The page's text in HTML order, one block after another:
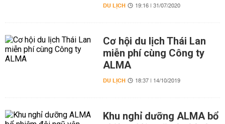
DU LỊCH 19:16 | 31/07/2020
Cơ hội du lịch Thái Lan
miễn phí cùng Công ty
ALMA
DU LỊCH 18:37 | 14/10/2019
Khu nghỉ dưỡng ALMA bổ